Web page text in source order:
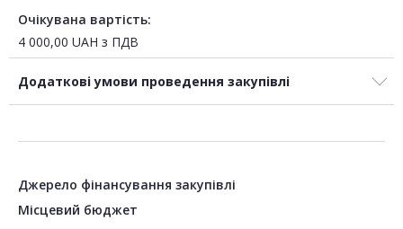
Очікувана вартість:
4 000,00 UAH з ПДВ
Додаткові умови проведення закупівлі
Джерело фінансування закупівлі
Місцевий бюджет